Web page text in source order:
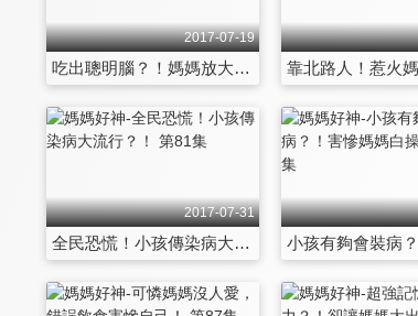
2017-07-19
吃出聰明腦？！媽媽放大絕！ 第75集
2017-07-31
全民恐慌！小孩傳染病大流行？！ 第81集